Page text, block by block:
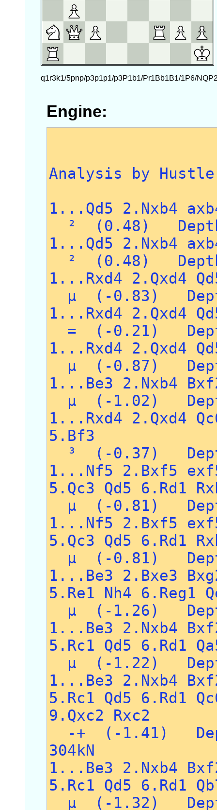
Engine:
Analysis by
1...Qd5 2.Nxb4
² (0.48)
1...Qd5 2.Nxb4
² (0.48)
1...Rxd4 2.Qxd4
µ (-0.83)
1...Rxd4 2.Qxd4
= (-0.21)
1...Rxd4 2.Qxd4
µ (-0.87)
1...Be3 2.Nxb4
µ (-1.02)
1...Rxd4 2.Qxd4
5.Bf3
³ (-0.37)
1...Nf5 2.Bxf5
5.Qc3 Qd5 6.Rd1
µ (-0.81)
1...Nf5 2.Bxf5
5.Qc3 Qd5 6.Rd1
µ (-0.81)
1...Be3 2.Bxe3
5.Re1 Nh4 6.Reg1
µ (-1.26)
1...Be3 2.Nxb4
5.Rc1 Qd5 6.Rd1
µ (-1.22)
1...Be3 2.Nxb4
5.Rc1 Qd5 6.Rd1
9.Qxc2 Rxc2
-+ (-1.41)
304kN
1...Be3 2.Nxb4
5.Rc1 Qd5 6.Rd1
µ (-1.32)